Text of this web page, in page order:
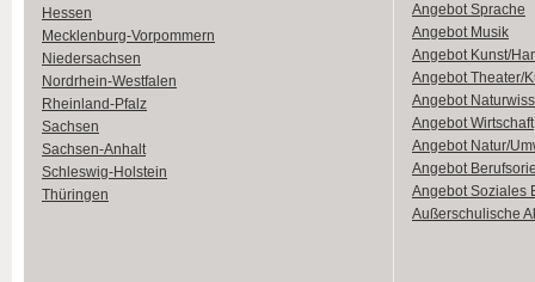
Hessen
Mecklenburg-Vorpommern
Niedersachsen
Nordrhein-Westfalen
Rheinland-Pfalz
Sachsen
Sachsen-Anhalt
Schleswig-Holstein
Thüringen
Angebot Sprache
Angebot Musik
Angebot Kunst/
Angebot Theater/
Angebot
Angebot Wirtschaft
Angebot Natur/
Angebot
Angebot Soziales
Außerschulische